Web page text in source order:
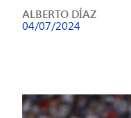
diferentes
ALBERTO DÍAZ
04/07/2024